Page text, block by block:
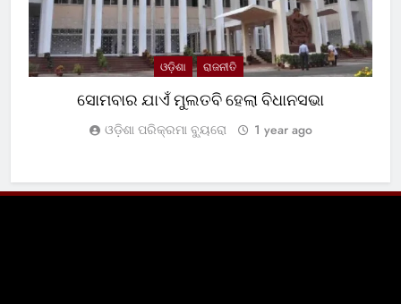
ଓଡ଼ିଶା ରାଜନୀତି
ସୋମବାର ଯାଏଁ ମୁଲତବି ହେଲା ବିଧାନସଭା
ଓଡ଼ିଶା ପରିକ୍ରମା ବ୍ୟୁରୋ 1 year ago